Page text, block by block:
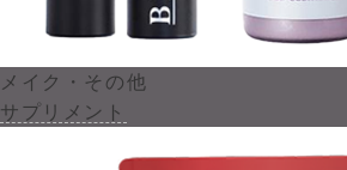
メイク・その他
サプリメント